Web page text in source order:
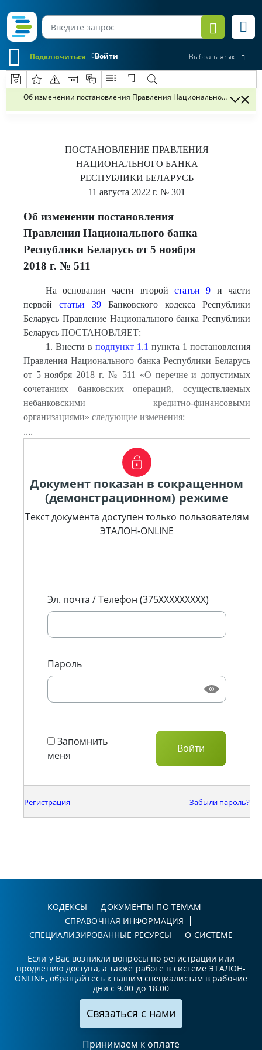
Войти
Подключиться Выбрать язык
Об изменении постановления Правления Национального банка
ПОСТАНОВЛЕНИЕ ПРАВЛЕНИЯ
НАЦИОНАЛЬНОГО БАНКА
РЕСПУБЛИКИ БЕЛАРУСЬ
11 августа 2022 г. № 301
Об изменении постановления
Правления Национального банка
Республики Беларусь от 5 ноября
2018 г. № 511
На основании части второйстатьи 9 и части
первой статьи 39 Банковского кодекса Республики
Беларусь Правление Национального банка Республики
Беларусь ПОСТАНОВЛЯЕТ:
1. Внести в подпункт 1.1 пункта 1 постановления
Правления Национального банка Республики Беларусь
от 5 ноября 2018 г. № 511 «О перечне и допустимых
сочетаниях банковских операций, осуществляемых
небанковскими кредитно-финансовыми
организациями» следующие изменения:
....
Документ показан в сокращенном
(демонстрационном) режиме
Текст документа доступен только пользователям
ЭТАЛОН-ONLINE
Эл. почта / Телефон (375XXXXXXXXX)
Пароль
Запомнить
меня
Регистрация Забыли пароль?
КОДЕКСЫ
ДОКУМЕНТЫ ПО ТЕМАМ
СПРАВОЧНАЯ ИНФОРМАЦИЯ
СПЕЦИАЛИЗИРОВАННЫЕ РЕСУРСЫ
О СИСТЕМЕ
Если у Вас возникли вопросы по регистрации или
продлению доступа, а также работе в системе ЭТАЛОН-
ONLINE, обращайтесь к нашим специалистам в рабочие
дни с 9.00 до 18.00
Связаться с нами
Принимаем к оплате